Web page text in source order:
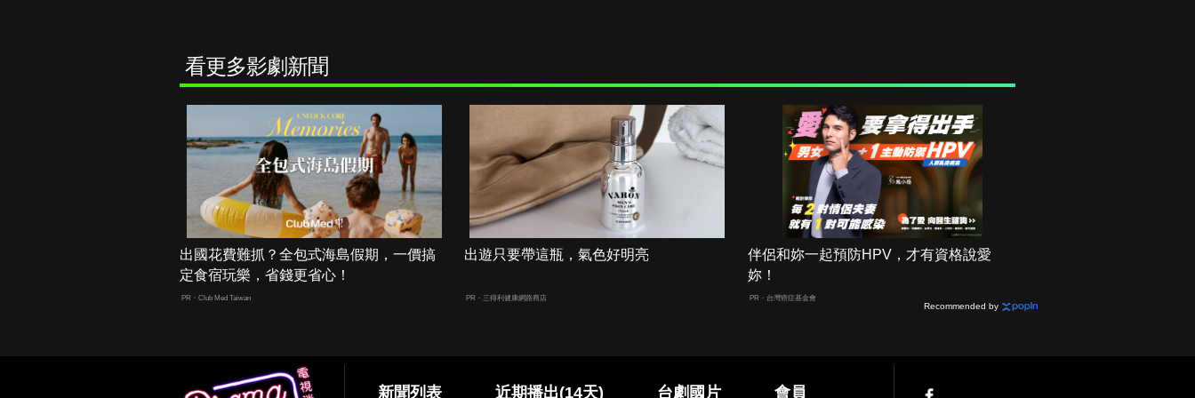
看更多影劇新聞
出國花費難抓？全包式海島假期，一價搞
定食宿玩樂，省錢更省心！
PR・Club Med Taiwan
出遊只要帶這瓶，氣色好明亮
PR・三得利健康網路商店
伴侶和妳一起預防HPV，才有資格說愛
妳！
PR・台灣癌症基金會
Recommended by
新聞列表 近期播出(14天) 台劇國片 會員